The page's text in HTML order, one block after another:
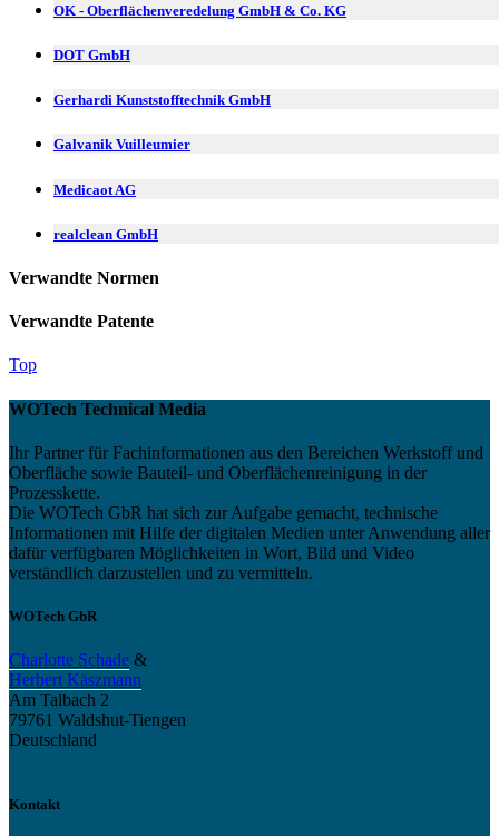
OK - Oberflächenveredelung GmbH & Co. KG
DOT GmbH
Gerhardi Kunststofftechnik GmbH
Galvanik Vuilleumier
Medicaot AG
realclean GmbH
Verwandte Normen
Verwandte Patente
Top
WOTech Technical Media
Ihr Partner für Fachinformationen aus den Bereichen Werkstoff und
Oberfläche sowie Bauteil- und Oberflächenreinigung in der
Prozesskette.
Die WOTech GbR hat sich zur Aufgabe gemacht, technische
Informationen mit Hilfe der digitalen Medien unter Anwendung aller
dafür verfügbaren Möglichkeiten in Wort, Bild und Video
verständlich darzustellen und zu vermitteln.
WOTech GbR
Charlotte Schade &
Herbert Käszmann
Am Talbach 2
79761 Waldshut-Tiengen
Deutschland
Kontakt